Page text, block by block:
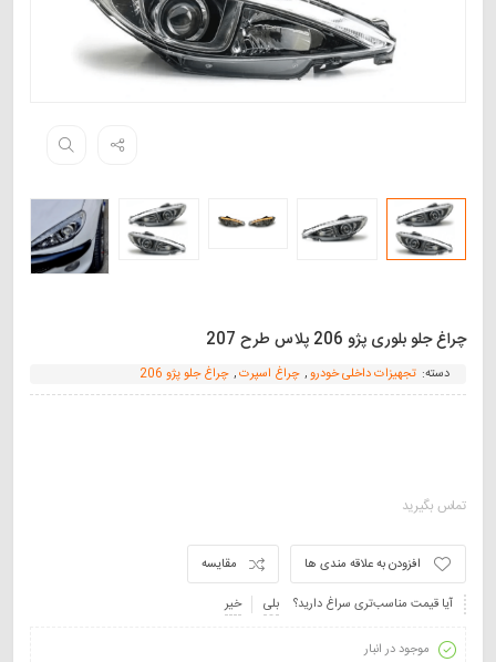
چراغ جلو بلوری پژو 206 پلاس طرح 207
دسته: تجهیزات داخلی خودرو, چراغ اسپرت, چراغ جلو پژو 206
تماس بگیرید
مقایسه
افزودن به علاقه مندی ها
آیا قیمت مناسب‌تری سراغ دارید؟
بلی خیر
موجود در انبار